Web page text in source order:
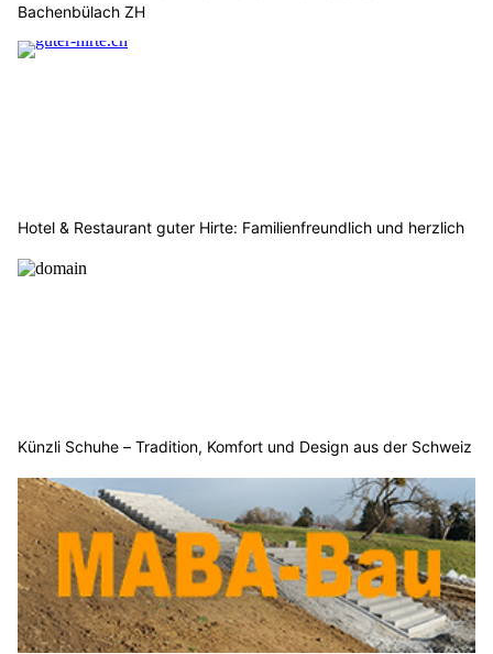
Bachenbülach ZH
Hotel & Restaurant guter Hirte: Familienfreundlich und herzlich
Künzli Schuhe – Tradition, Komfort und Design aus der Schweiz